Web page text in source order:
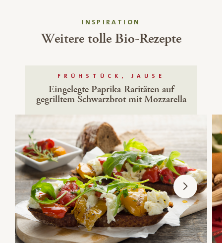
INSPIRATION
Weitere tolle Bio-Rezepte
FRÜHSTÜCK, JAUSE
Eingelegte Paprika-Raritäten auf
gegrilltem Schwarzbrot mit Mozzarella